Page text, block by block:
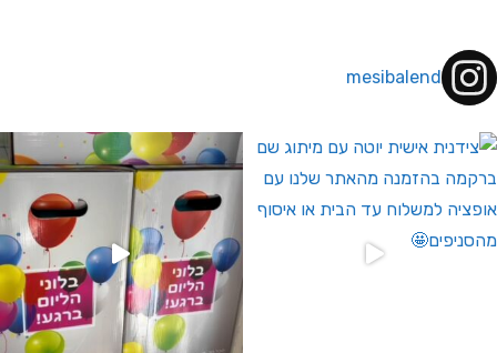
mesibalend
לחברי מועדון ומצטרפים חדשים🤍